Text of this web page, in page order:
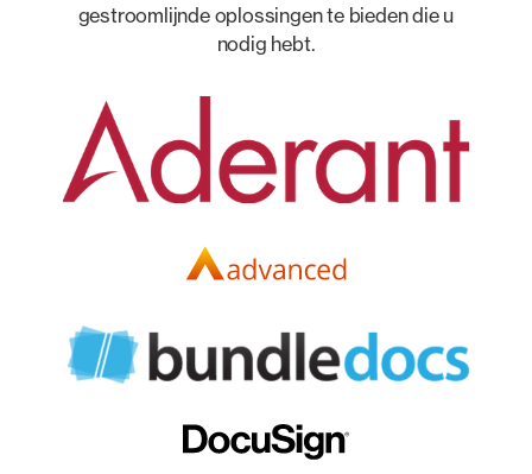
gestroomlijnde oplossingen te bieden die u
nodig hebt.